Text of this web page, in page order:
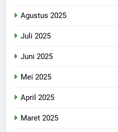
Agustus 2025
Juli 2025
Juni 2025
Mei 2025
April 2025
Maret 2025